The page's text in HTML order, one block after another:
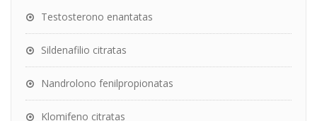
Testosterono enantatas
Sildenafilio citratas
Nandrolono fenilpropionatas
Klomifeno citratas